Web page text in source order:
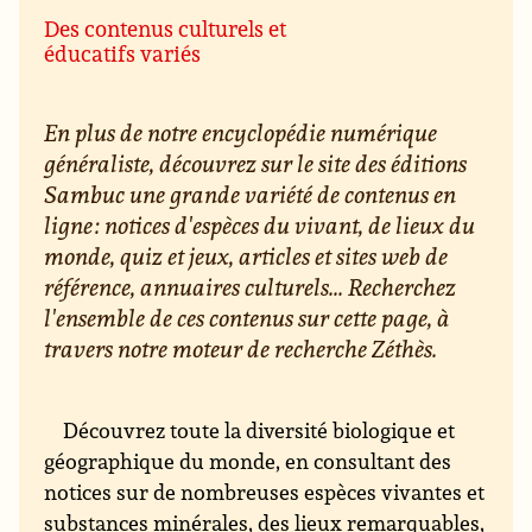
Des contenus culturels et
éducatifs variés
En plus de notre encyclopédie numérique
généraliste, découvrez sur le site des éditions
Sambuc une grande variété de contenus en
ligne : notices d'espèces du vivant, de lieux du
monde, quiz et jeux, articles et sites web de
référence, annuaires culturels... Recherchez
l'ensemble de ces contenus sur cette page, à
travers notre moteur de recherche Zéthès.
Découvrez toute la diversité biologique et
géographique du monde, en consultant des
notices sur de nombreuses espèces vivantes et
substances minérales, des lieux remarquables,